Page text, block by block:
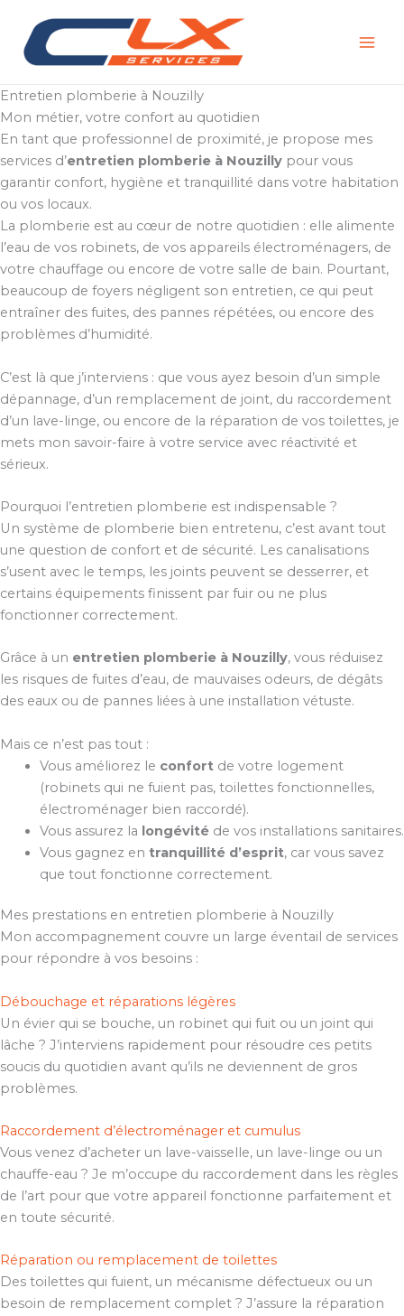
contenu
Entretien plomberie à Nouzilly
Mon métier, votre confort au quotidien
En tant que professionnel de proximité, je propose mes
services d’entretien plomberie à Nouzilly pour vous
garantir confort, hygiène et tranquillité dans votre habitation
ou vos locaux.
La plomberie est au cœur de notre quotidien : elle alimente
l’eau de vos robinets, de vos appareils électroménagers, de
votre chauffage ou encore de votre salle de bain. Pourtant,
beaucoup de foyers négligent son entretien, ce qui peut
entraîner des fuites, des pannes répétées, ou encore des
problèmes d’humidité.
C’est là que j’interviens : que vous ayez besoin d’un simple
dépannage, d’un remplacement de joint, du raccordement
d’un lave-linge, ou encore de la réparation de vos toilettes, je
mets mon savoir-faire à votre service avec réactivité et
sérieux.
Pourquoi l’entretien plomberie est indispensable ?
Un système de plomberie bien entretenu, c’est avant tout
une question de confort et de sécurité. Les canalisations
s’usent avec le temps, les joints peuvent se desserrer, et
certains équipements finissent par fuir ou ne plus
fonctionner correctement.
Grâce à un entretien plomberie à Nouzilly, vous réduisez
les risques de fuites d’eau, de mauvaises odeurs, de dégâts
des eaux ou de pannes liées à une installation vétuste.
Mais ce n’est pas tout :
Vous améliorez le confortde votre logement
(robinets qui ne fuient pas, toilettes fonctionnelles,
électroménager bien raccordé).
Vous assurez la longévitéde vos installations sanitaires.
Vous gagnez en tranquillité d’esprit, car vous savez
que tout fonctionne correctement.
Mes prestations en entretien plomberie à Nouzilly
Mon accompagnement couvre un large éventail de services
pour répondre à vos besoins :
Débouchage et réparations légères
Un évier qui se bouche, un robinet qui fuit ou un joint qui
lâche ? J’interviens rapidement pour résoudre ces petits
soucis du quotidien avant qu’ils ne deviennent de gros
problèmes.
Raccordement d’électroménager et cumulus
Vous venez d’acheter un lave-vaisselle, un lave-linge ou un
chauffe-eau ? Je m’occupe du raccordement dans les règles
de l’art pour que votre appareil fonctionne parfaitement et
en toute sécurité.
Réparation ou remplacement de toilettes
Des toilettes qui fuient, un mécanisme défectueux ou un
besoin de remplacement complet ? J’assure la réparation